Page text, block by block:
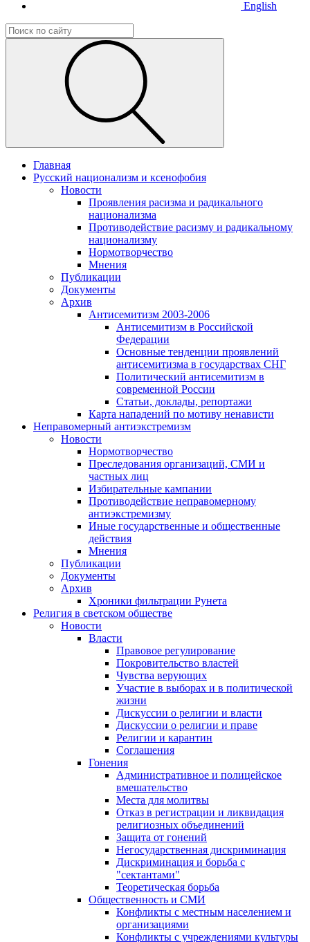
English
Главная
Русский национализм и ксенофобия
Новости
Проявления расизма и радикального
национализма
Противодействие расизму и радикальному
национализму
Нормотворчество
Мнения
Публикации
Документы
Архив
Антисемитизм 2003-2006
Антисемитизм в Российской
Федерации
Основные тенденции проявлений
антисемитизма в государствах СНГ
Политический антисемитизм в
современной России
Статьи, доклады, репортажи
Карта нападений по мотиву ненависти
Неправомерный антиэкстремизм
Новости
Нормотворчество
Преследования организаций, СМИ и
частных лиц
Избирательные кампании
Противодействие неправомерному
антиэкстремизму
Иные государственные и общественные
действия
Мнения
Публикации
Документы
Архив
Хроники фильтрации Рунета
Религия в светском обществе
Новости
Власти
Правовое регулирование
Покровительство властей
Чувства верующих
Участие в выборах и в политической
жизни
Дискуссии о религии и власти
Дискуссии о религии и праве
Религии и карантин
Соглашения
Гонения
Административное и полицейское
вмешательство
Места для молитвы
Отказ в регистрации и ликвидация
религиозных объединений
Защита от гонений
Негосударственная дискриминация
Дискриминация и борьба с
"сектантами"
Теоретическая борьба
Общественность и СМИ
Конфликты с местным населением и
организациями
Конфликты с учреждениями культуры